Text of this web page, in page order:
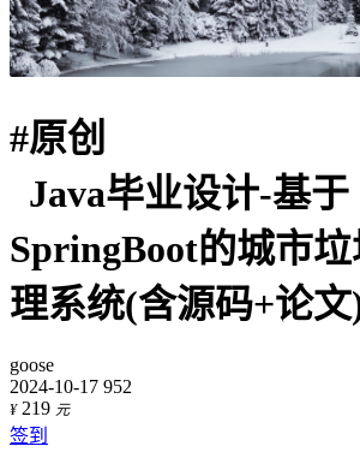
#原创
Java毕业设计-基于
SpringBoot的城市
理系统(含源码+论文
goose
2024-10-17 952
¥ 219 元
签到